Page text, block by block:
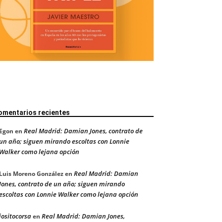
recientes
en Real Madrid: Damian Jones, contrato de
año; siguen mirando escoltas con Lonnie
como lejana opción
Moreno Gonzálezen Real Madrid: Damian
contrato de un año; siguen mirando
con Lonnie Walker como lejana opción
en Real Madrid: Damian Jones,